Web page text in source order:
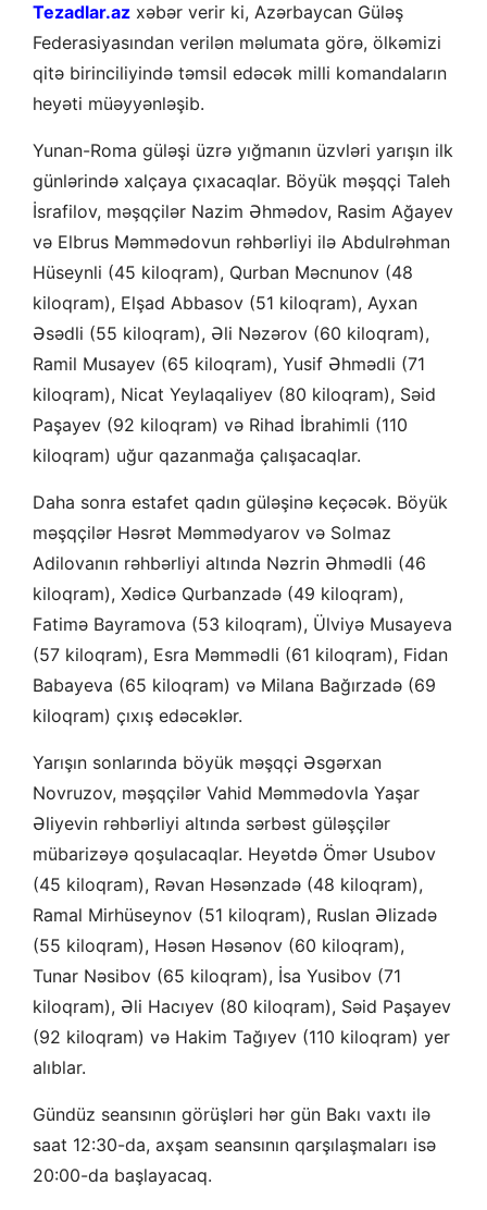
Tezadlar.az xəbər verir ki, Azərbaycan Güləş
Federasiyasından verilən məlumata görə, ölkəmizi
qitə birinciliyində təmsil edəcək milli komandaların
heyəti müəyyənləşib.
Yunan-Roma güləşi üzrə yığmanın üzvləri yarışın ilk
günlərində xalçaya çıxacaqlar. Böyük məşqçi Taleh
İsrafilov, məşqçilər Nazim Əhmədov, Rasim Ağayev
və Elbrus Məmmədovun rəhbərliyi ilə Abdulrəhman
Hüseynli (45 kiloqram), Qurban Məcnunov (48
kiloqram), Elşad Abbasov (51 kiloqram), Ayxan
Əsədli (55 kiloqram), Əli Nəzərov (60 kiloqram),
Ramil Musayev (65 kiloqram), Yusif Əhmədli (71
kiloqram), Nicat Yeylaqaliyev (80 kiloqram), Səid
Paşayev (92 kiloqram) və Rihad İbrahimli (110
kiloqram) uğur qazanmağa çalışacaqlar.
Daha sonra estafet qadın güləşinə keçəcək. Böyük
məşqçilər Həsrət Məmmədyarov və Solmaz
Adilovanın rəhbərliyi altında Nəzrin Əhmədli (46
kiloqram), Xədicə Qurbanzadə (49 kiloqram),
Fatimə Bayramova (53 kiloqram), Ülviyə Musayeva
(57 kiloqram), Esra Məmmədli (61 kiloqram), Fidan
Babayeva (65 kiloqram) və Milana Bağırzadə (69
kiloqram) çıxış edəcəklər.
Yarışın sonlarında böyük məşqçi Əsgərxan
Novruzov, məşqçilər Vahid Məmmədovla Yaşar
Əliyevin rəhbərliyi altında sərbəst güləşçilər
mübarizəyə qoşulacaqlar. Heyətdə Ömər Usubov
(45 kiloqram), Rəvan Həsənzadə (48 kiloqram),
Ramal Mirhüseynov (51 kiloqram), Ruslan Əlizadə
(55 kiloqram), Həsən Həsənov (60 kiloqram),
Tunar Nəsibov (65 kiloqram), İsa Yusibov (71
kiloqram), Əli Hacıyev (80 kiloqram), Səid Paşayev
(92 kiloqram) və Hakim Tağıyev (110 kiloqram) yer
alıblar.
Gündüz seansının görüşləri hər gün Bakı vaxtı ilə
saat 12:30-da, axşam seansının qarşılaşmaları isə
20:00-da başlayacaq.